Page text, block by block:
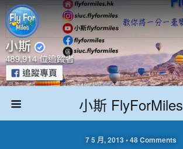
小斯 FlyForMiles
7 5 月, 2013 • 48 Comments